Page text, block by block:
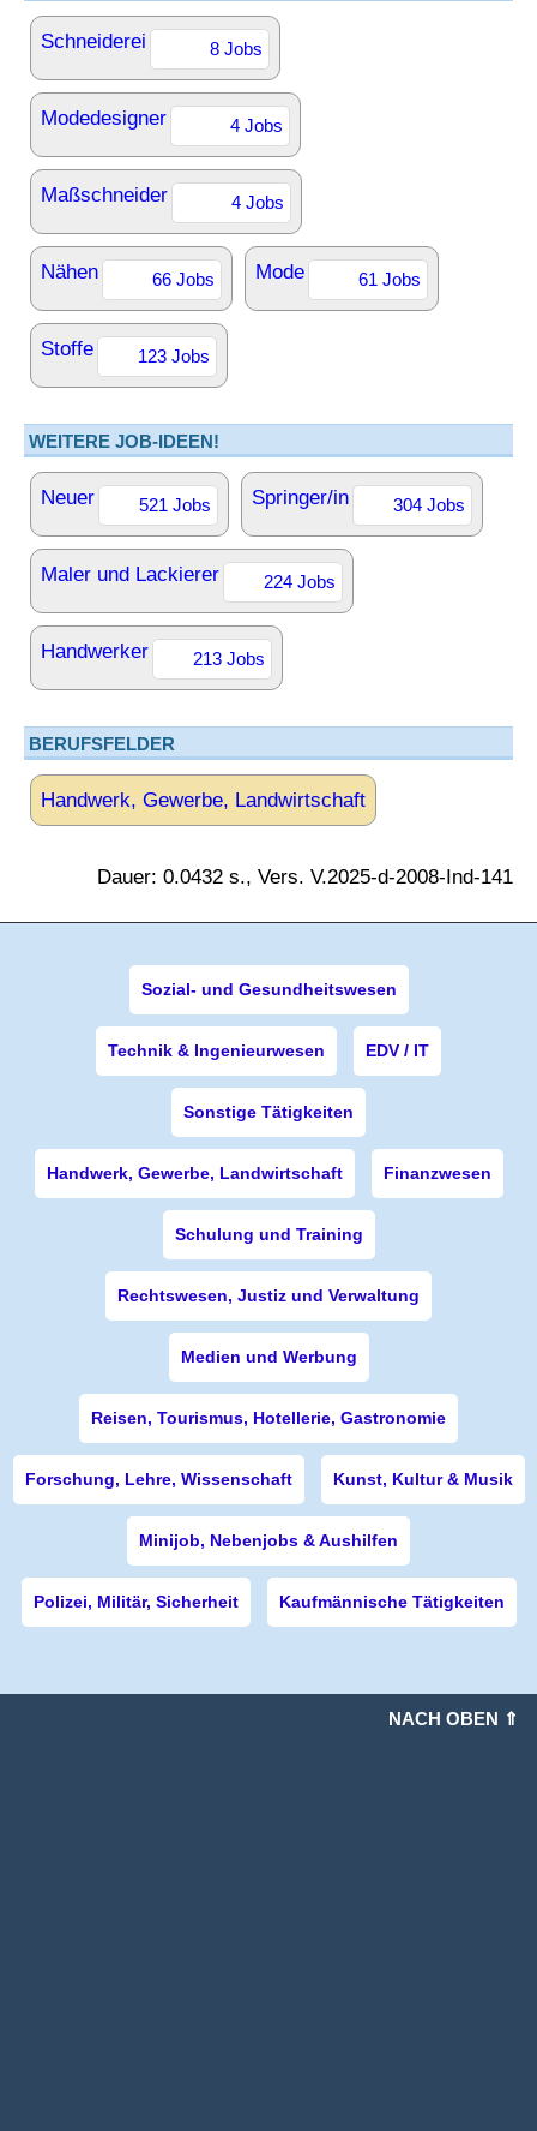
Schneiderei 8 Jobs
Modedesigner 4 Jobs
Maßschneider 4 Jobs
Nähen 66 Jobs Mode 61 Jobs
Stoffe 123 Jobs
WEITERE JOB-IDEEN!
Neuer 521 Jobs Springer/in 304 Jobs
Maler und Lackierer 224 Jobs
Handwerker 213 Jobs
BERUFSFELDER
Handwerk, Gewerbe, Landwirtschaft
Dauer: 0.0432 s., Vers. V.2025-d-2008-Ind-141
Sozial- und Gesundheitswesen
Technik & Ingenieurwesen EDV / IT
Sonstige Tätigkeiten
Handwerk, Gewerbe, Landwirtschaft Finanzwesen
Schulung und Training
Rechtswesen, Justiz und Verwaltung
Medien und Werbung
Reisen, Tourismus, Hotellerie, Gastronomie
Forschung, Lehre, Wissenschaft Kunst, Kultur & Musik
Minijob, Nebenjobs & Aushilfen
Polizei, Militär, Sicherheit Kaufmännische Tätigkeiten
NACH OBEN ⇑